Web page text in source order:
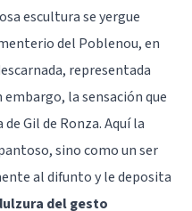
escultura se yergue
del Poblenou, en
representada
la sensación que
Gil de Ronza. Aquí la
sino como un ser
al difunto y le deposita
del gesto